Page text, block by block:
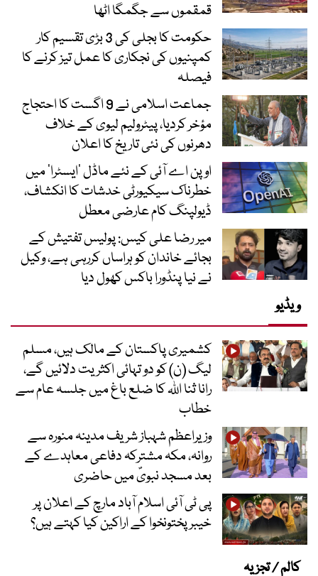
قمقموں سے جگمگا اٹھا
حکومت کا بجلی کی 3 بڑی تقسیم کار
کمپنیوں کی نجکاری کا عمل تیز کرنے کا
فیصلہ
جماعت اسلامی نے 9 اگست کا احتجاج
مؤخر کردیا، پیٹرولیم لیوی کے خلاف
دھرنوں کی نئی تاریخ کا اعلان
اوپن اے آئی کے نئے ماڈل ’ایسٹرا‘ میں
خطرناک سیکیورٹی خدشات کا انکشاف،
ڈیولپنگ کام عارضی معطل
میر رضا علی کیس: پولیس تفتیش کے
بجائے خاندان کو ہراساں کررہی ہے، وکیل
نے نیا پنڈورا باکس کھول دیا
ویڈیو
کشمیری پاکستان کے مالک ہیں، مسلم
لیگ (ن) کو دو تہائی اکثریت دلائیں گے،
رانا ثنا اللہ کا ضلع باغ میں جلسہ عام سے
خطاب
وزیراعظم شہباز شریف مدینہ منورہ سے
روانہ، مکہ مشترکہ دفاعی معاہدے کے
بعد مسجد نبویؐ میں حاضری
پی ٹی آئی اسلام آباد مارچ کے اعلان پر
خیبر پختونخوا کے اراکین کیا کہتے ہیں؟
کالم / تجزیہ